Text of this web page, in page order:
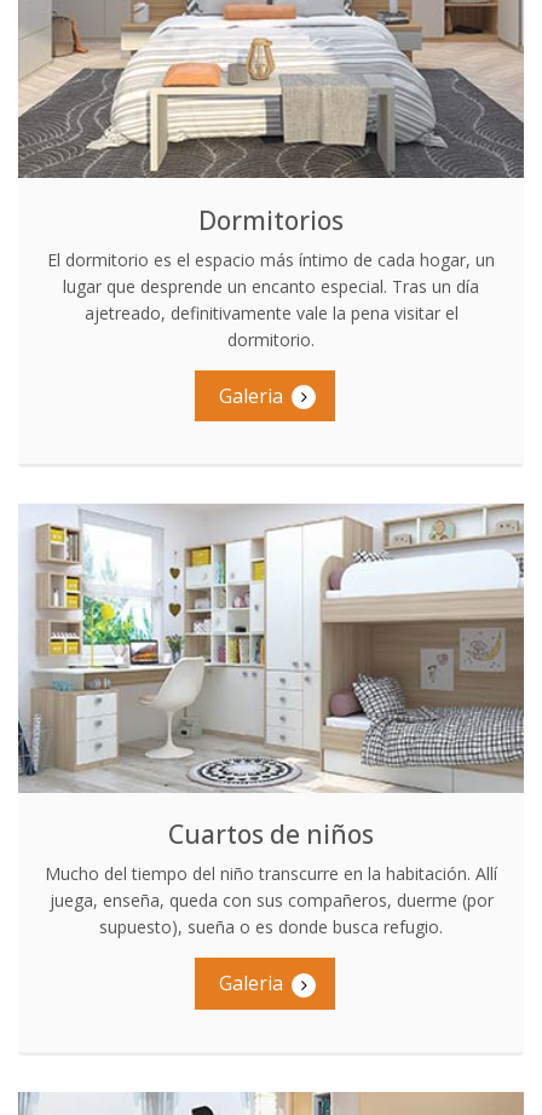
Dormitorios
El dormitorio es el espacio más íntimo de cada hogar, un
lugar que desprende un encanto especial. Tras un día
ajetreado, definitivamente vale la pena visitar el
dormitorio.
Galeria
Cuartos de niños
Mucho del tiempo del niño transcurre en la habitación. Allí
juega, enseña, queda con sus compañeros, duerme (por
supuesto), sueña o es donde busca refugio.
Galeria